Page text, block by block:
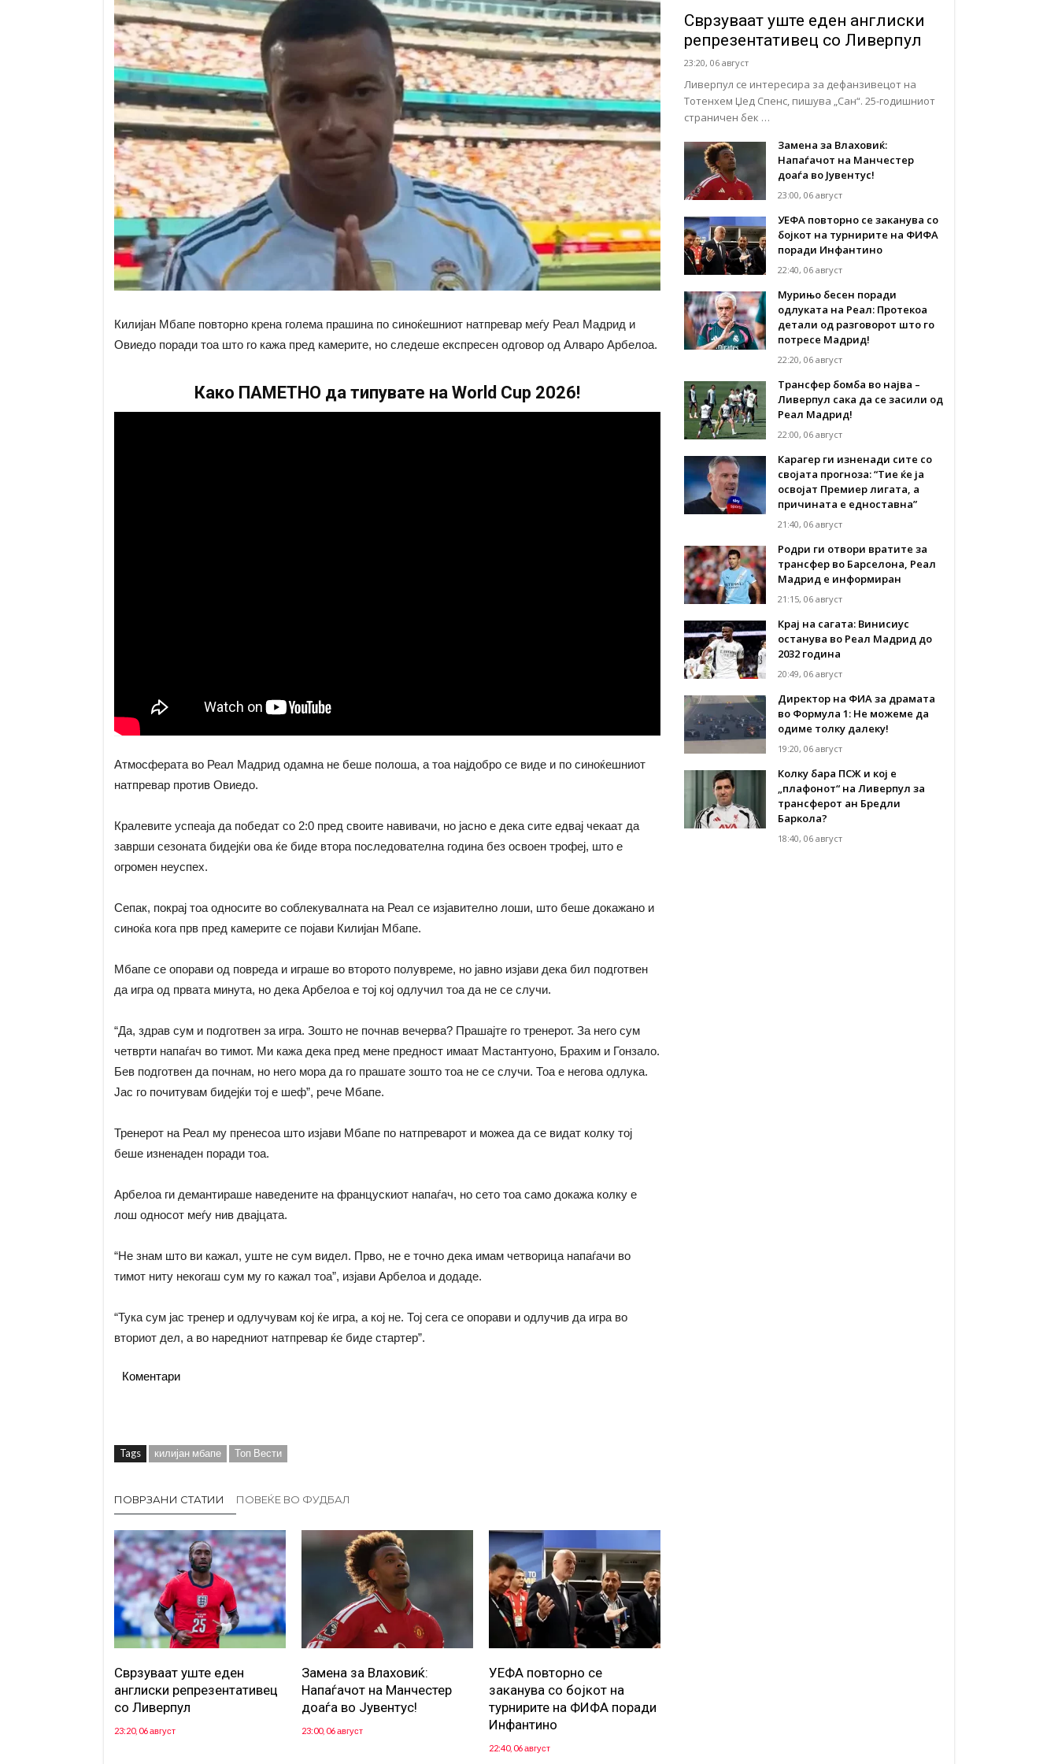
Килијан Мбапе повторно крена голема прашина по синоќешниот натпревар меѓу Реал Мадрид и
Овиедо поради тоа што го кажа пред камерите, но следеше експресен одговор од Алваро Арбелоа.
Како ПАМЕТНО да типувате на World Cup 2026!
Атмосферата во Реал Мадрид одамна не беше полоша, а тоа најдобро се виде и по синоќешниот
натпревар против Овиедо.
Кралевите успеаја да победат со 2:0 пред своите навивачи, но јасно е дека сите едвај чекаат да
заврши сезоната бидејќи ова ќе биде втора последователна година без освоен трофеј, што е
огромен неуспех.
Сепак, покрај тоа односите во соблекувалната на Реал се изјавително лоши, што беше докажано и
синоќа кога прв пред камерите се појави Килијан Мбапе.
Мбапе се опорави од повреда и играше во второто полувреме, но јавно изјави дека бил подготвен
да игра од првата минута, но дека Арбелоа е тој кој одлучил тоа да не се случи.
“Да, здрав сум и подготвен за игра. Зошто не почнав вечерва? Прашајте го тренерот. За него сум
четврти напаѓач во тимот. Ми кажа дека пред мене предност имаат Мастантуоно, Брахим и Гонзало.
Бев подготвен да почнам, но него мора да го прашате зошто тоа не се случи. Тоа е негова одлука.
Јас го почитувам бидејќи тој е шеф”, рече Мбапе.
Тренерот на Реал му пренесоа што изјави Мбапе по натпреварот и можеа да се видат колку тој
беше изненаден поради тоа.
Арбелоа ги демантираше наведените на францускиот напаѓач, но сето тоа само докажа колку е
лош односот меѓу нив двајцата.
“Не знам што ви кажал, уште не сум видел. Прво, не е точно дека имам четворица напаѓачи во
тимот ниту некогаш сум му го кажал тоа”, изјави Арбелоа и додаде.
“Тука сум јас тренер и одлучувам кој ќе игра, а кој не. Тој сега се опорави и одлучив да игра во
вториот дел, а во наредниот натпревар ќе биде стартер”.
Коментари
Tags килијан мбапе Топ Вести
ПОВРЗАНИ СТАТИИ ПОВЕЌЕ ВО ФУДБАЛ
Сврзуваат уште еден
англиски репрезентативец
со Ливерпул
23:20, 06 август
Замена за Влаховиќ:
Напаѓачот на Манчестер
доаѓа во Јувентус!
23:00, 06 август
УЕФА повторно се
заканува со бојкот на
турнирите на ФИФА поради
Инфантино
22:40, 06 август
Сврзуваат уште еден англиски
репрезентативец со Ливерпул
23:20, 06 август
Ливерпул се интересира за дефанзивецот на
Тотенхем Џед Спенс, пишува „Сан“. 25-годишниот
страничен бек …
Замена за Влаховиќ:
Напаѓачот на Манчестер
доаѓа во Јувентус!
23:00, 06 август
УЕФА повторно се заканува со
бојкот на турнирите на ФИФА
поради Инфантино
22:40, 06 август
Мурињо бесен поради
одлуката на Реал: Протекоа
детали од разговорот што го
потресе Мадрид!
22:20, 06 август
Трансфер бомба во најва –
Ливерпул сака да се засили од
Реал Мадрид!
22:00, 06 август
Карагер ги изненади сите со
својата прогноза: “Тие ќе ја
освојат Премиер лигата, а
причината е едноставна”
21:40, 06 август
Родри ги отвори вратите за
трансфер во Барселона, Реал
Мадрид е информиран
21:15, 06 август
Крај на сагата: Винисиус
останува во Реал Мадрид до
2032 година
20:49, 06 август
Директор на ФИА за драмата
во Формула 1: Не можеме да
одиме толку далеку!
19:20, 06 август
Колку бара ПСЖ и кој е
„плафонот“ на Ливерпул за
трансферот ан Бредли
Баркола?
18:40, 06 август